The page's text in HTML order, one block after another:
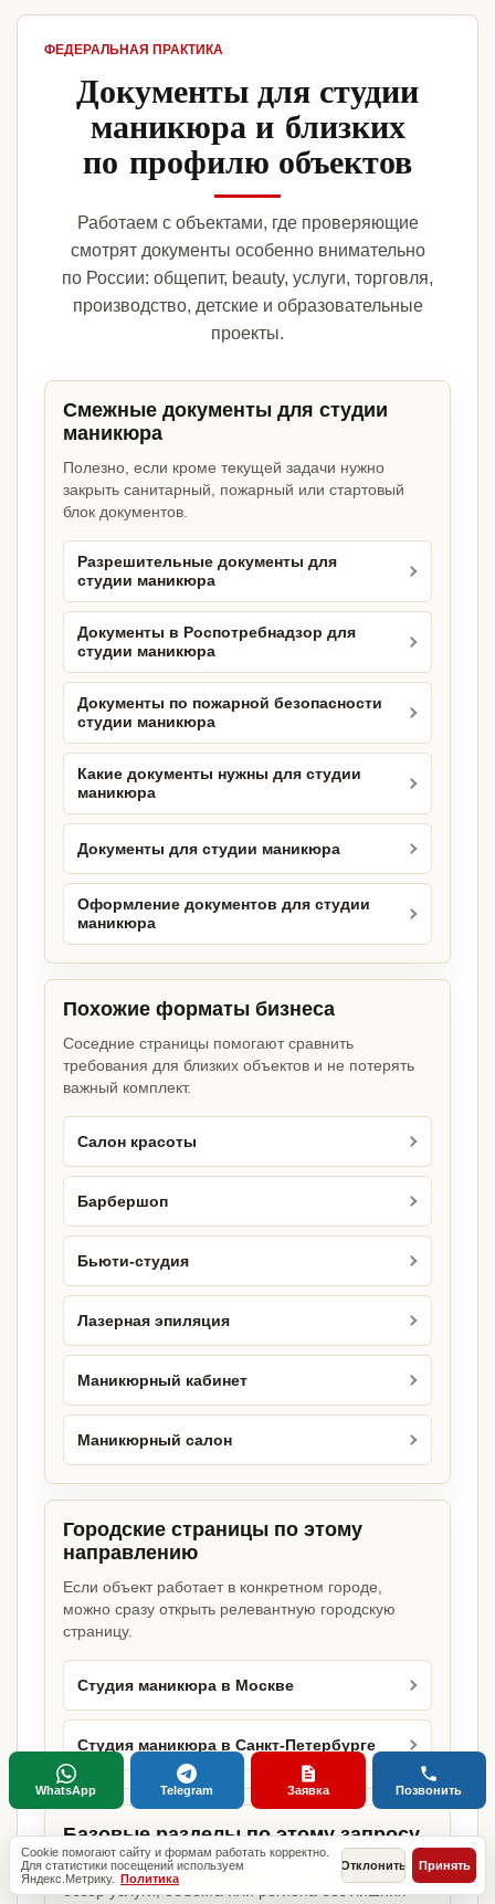
ФЕДЕРАЛЬНАЯ ПРАКТИКА
Документы для студии
маникюра и близких
по профилю объектов
Работаем с объектами, где проверяющие
смотрят документы особенно внимательно
по России: общепит, beauty, услуги, торговля,
производство, детские и образовательные
проекты.
Смежные документы для студии
маникюра
Полезно, если кроме текущей задачи нужно
закрыть санитарный, пожарный или стартовый
блок документов.
Разрешительные документы для
студии маникюра
Документы в Роспотребнадзор для
студии маникюра
Документы по пожарной безопасности
студии маникюра
Какие документы нужны для студии
маникюра
Документы для студии маникюра
Оформление документов для студии
маникюра
Похожие форматы бизнеса
Соседние страницы помогают сравнить
требования для близких объектов и не потерять
важный комплект.
Салон красоты
Барбершоп
Бьюти-студия
Лазерная эпиляция
Маникюрный кабинет
Маникюрный салон
Городские страницы по этому
направлению
Если объект работает в конкретном городе,
можно сразу открыть релевантную городскую
страницу.
Студия маникюра в Москве
Студия маникюра в Санкт-Петербурге
Базовые разделы по этому запросу
Родительские страницы дают более широкий
обзор услуги, объекта или региона без лишних
Cookie помогают сайту и формам работать корректно.
Для статистики посещений используем
Яндекс.Метрику. Политика
Отклонить Принять
WhatsApp Telegram Заявка Позвонить